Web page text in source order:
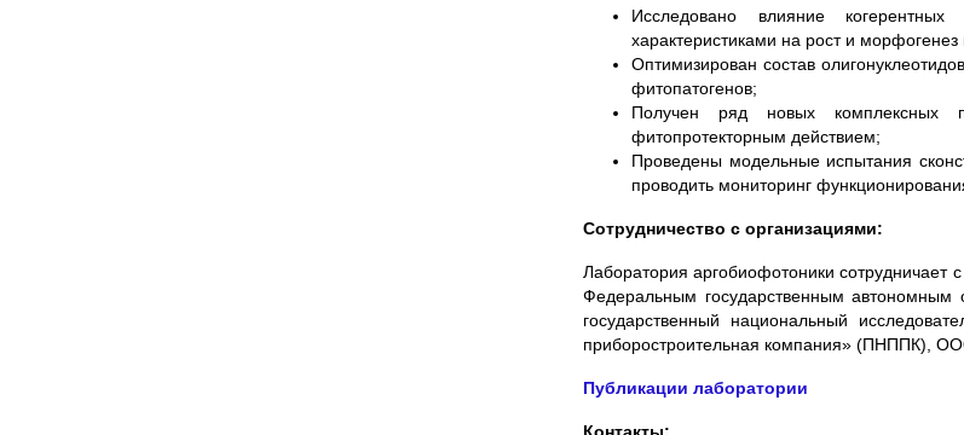
Исследовано влияние
характеристиками на рост и
Оптимизирован состав
фитопатогенов;
Получен ряд новых комплексных
фитопротекторным действием;
Проведены модельные испытания
проводить мониторинг
Сотрудничество с организациями:
Лаборатория аргобиофотоники сотрудничает
Федеральным государственным автономным
государственный национальный
приборостроительная компания» (ПНППК),
Публикации лаборатории